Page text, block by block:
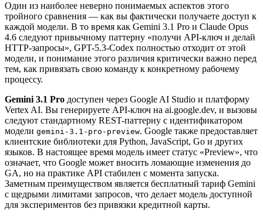
Один из наиболее неверно понимаемых аспектов этого
тройного сравнения — как вы фактически получаете доступ к
каждой модели. В то время как Gemini 3.1 Pro и Claude Opus
4.6 следуют привычному паттерну «получи API-ключ и делай
HTTP-запросы», GPT-5.3-Codex полностью отходит от этой
модели, и понимание этого различия критически важно перед
тем, как привязать свою команду к конкретному рабочему
процессу.
Gemini 3.1 Pro доступен через Google AI Studio и платформу
Vertex AI. Вы генерируете API-ключ на ai.google.dev, и вызовы
следуют стандартному REST-паттерну с идентификатором
модели gemini-3.1-pro-preview. Google также предоставляет
клиентские библиотеки для Python, JavaScript, Go и других
языков. В настоящее время модель имеет статус «Preview», что
означает, что Google может вносить ломающие изменения до
GA, но на практике API стабилен с момента запуска.
Заметным преимуществом является бесплатный тариф Gemini
с щедрыми лимитами запросов, что делает модель доступной
для экспериментов без привязки кредитной карты.